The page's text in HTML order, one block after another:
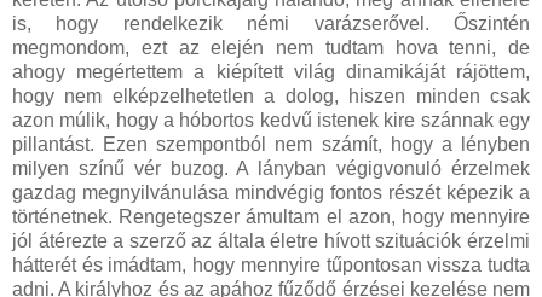
is, hogy rendelkezik némi varázserővel. Őszintén
megmondom, ezt az elején nem tudtam hova tenni, de
ahogy megértettem a kiépített világ dinamikáját rájöttem,
hogy nem elképzelhetetlen a dolog, hiszen minden csak
azon múlik, hogy a hóbortos kedvű istenek kire szánnak egy
pillantást. Ezen szempontból nem számít, hogy a lényben
milyen színű vér buzog. A lányban végigvonuló érzelmek
gazdag megnyilvánulása mindvégig fontos részét képezik a
történetnek. Rengetegszer ámultam el azon, hogy mennyire
jól átérezte a szerző az általa életre hívott szituációk érzelmi
hátterét és imádtam, hogy mennyire tűpontosan vissza tudta
adni. A királyhoz és az apához fűződő érzései kezelése nem